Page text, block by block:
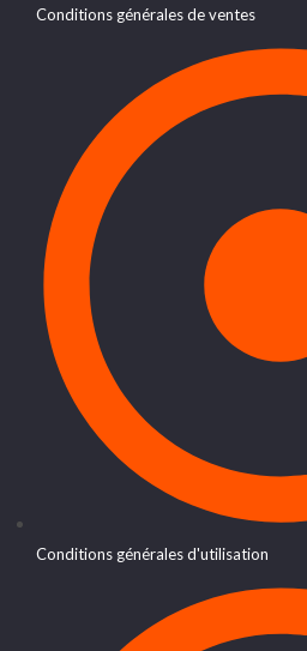
Conditions générales de ventes
Conditions générales d'utilisation